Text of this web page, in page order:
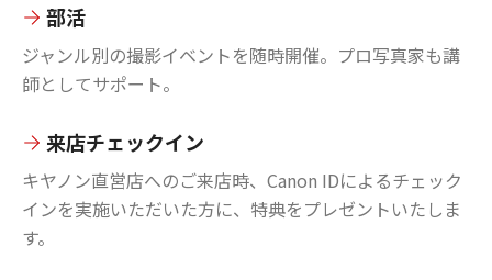
部活
ジャンル別の撮影イベントを随時開催。プロ写真家も講
師としてサポート。
来店チェックイン
キヤノン直営店へのご来店時、Canon IDによるチェック
インを実施いただいた方に、特典をプレゼントいたしま
す。